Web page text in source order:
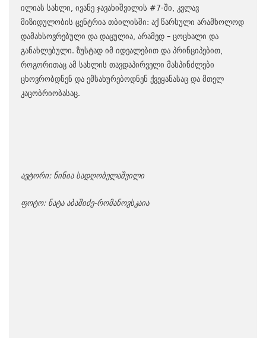
ილიას სახლი, ივანე ჯავახიშვილის #7-ში, კვლავ
მიზიდულობის ცენტრია თბილისში: აქ წარსული არამხოლოდ
დამახსოვრებული და დაცულია, არამედ – ცოცხალი და
განახლებული. ზუსტად იმ იდეალებით და პრინციპებით,
როგორითაც ამ სახლის თავდაპირველი მასპინძლები
ცხოვრობდნენ და ემსახურებოდნენ ქვეყანასაც და მთელ
კაცობრიობასაც.
ავტორი: ნინია სადღობელაშვილი
ფოტო: ნატა აბაშიძე-რომანოვსკაია